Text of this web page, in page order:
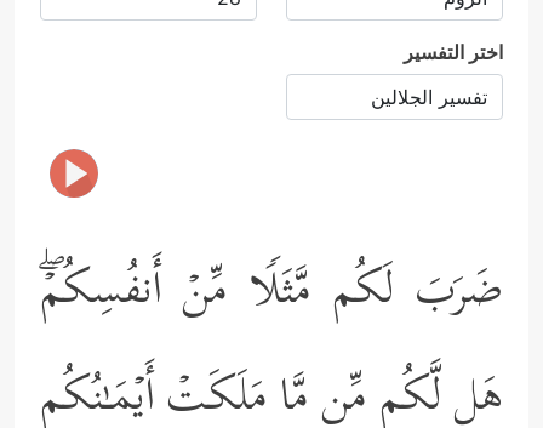
اختر التفسير
ضَرَبَ لَكُم مَّثَلࣰا مِّنۡ أَنفُسِكُمۡۖ
هَل لَّكُم مِّن مَّا مَلَكَتۡ أَیۡمَـٰنُكُم